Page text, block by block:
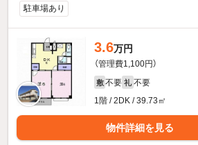
駐車場あり
3.6万円
（管理費1,100円）
敷 不要 礼 不要
1階 / 2DK / 39.73㎡
物件詳細を見る